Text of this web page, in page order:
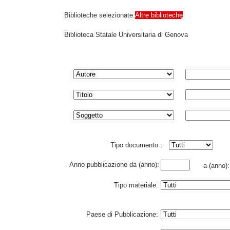
Biblioteche selezionate:Altre biblioteche
Biblioteca Statale Universitaria di Genova
Tipo documento :
Anno pubblicazione da (anno): a
Tipo materiale:
Paese di Pubblicazione: